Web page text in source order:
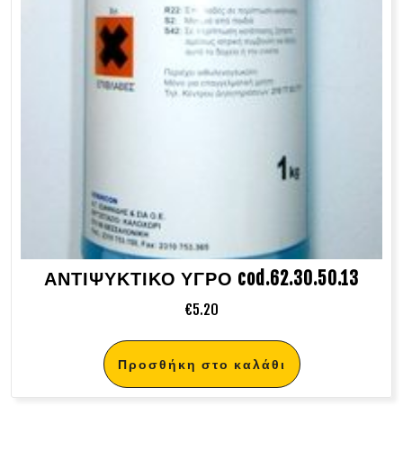
ΑΝΤΙΨΥΚΤΙΚΟ ΥΓΡΟ cod.62.30.50.13
€5.20
Προσθήκη στο καλάθι